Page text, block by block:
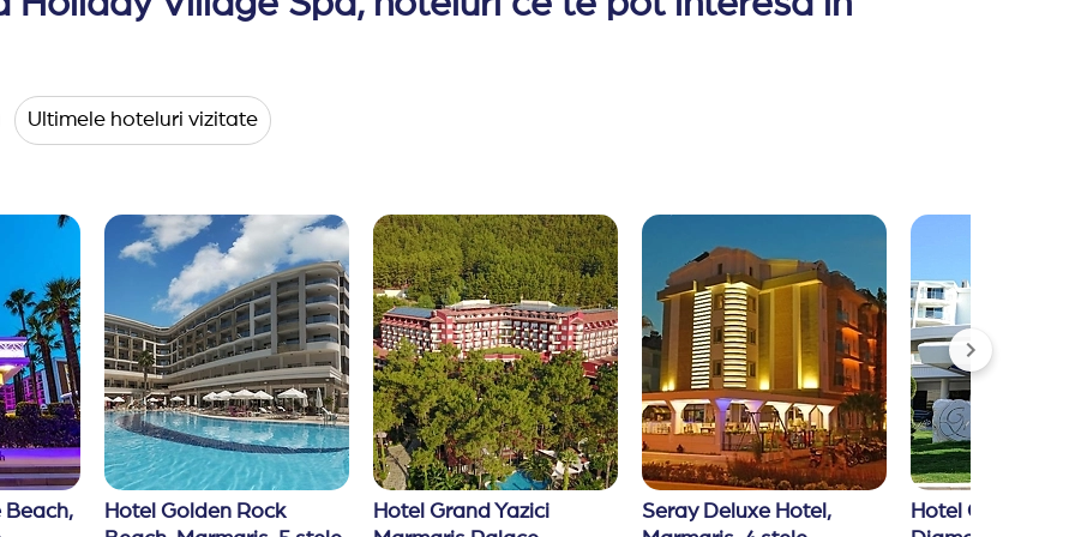
de companie
sau in camere.
12:00.
si bauturi.
in restaurante (exclude purtarea de costume de baie, pantaloni scurti si slapi).
restaurantelor si barurilor fara notificare prealabila.
serviciile hotelului:
Ultimele hoteluri vizitate
Beach,
Hotel Golden Rock
Hotel Grand Yazici
Seray Deluxe Hotel,
Hotel Green